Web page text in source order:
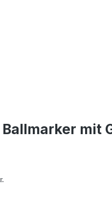
mit